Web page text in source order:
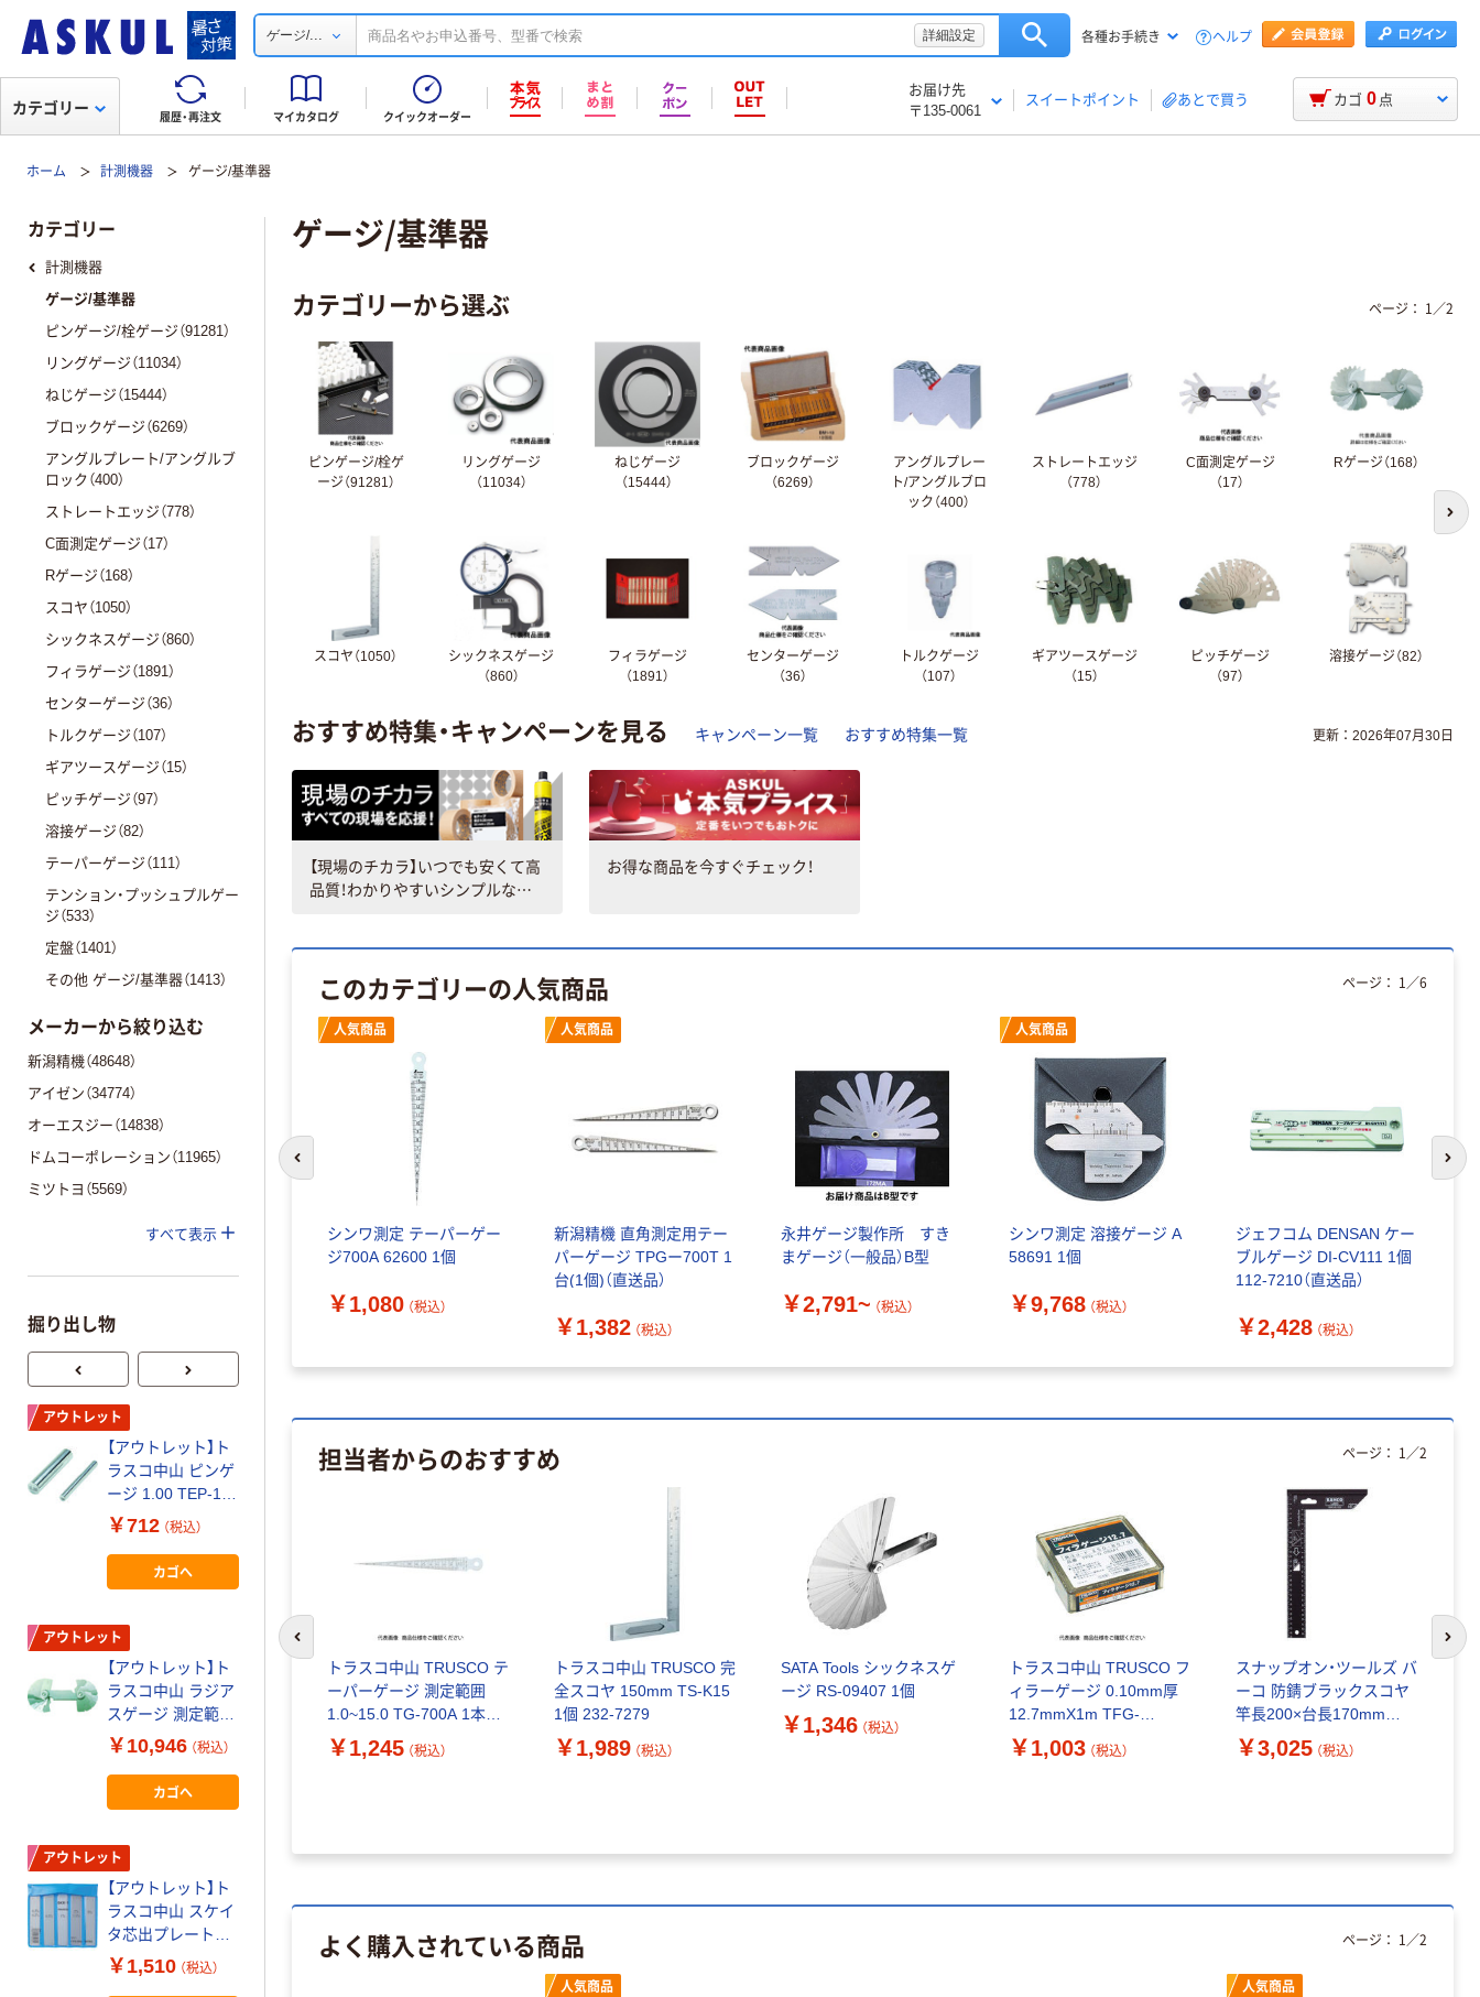
ゲージ/... 詳細設定 各種お手続き ヘルプ
履歴・再注文 マイカタログ クイックオーダー
お届け先
〒135-0061
スイートポイント あとで買う
カテゴリー カゴ 0 点
ホーム 計測機器 ゲージ/基準器
ゲージ/基準器
カテゴリーから選ぶ
ピンゲージ/栓ゲ
ージ（91281）
リングゲージ
（11034）
ねじゲージ
（15444）
ブロックゲージ
（6269）
アングルプレー
ト/アングルブロ
ック（400）
ストレートエッジ
（778）
C面測定ゲージ
（17）
Rゲージ（168）
スコヤ（1050）
シックネスゲージ
（860）
フィラゲージ
（1891）
センターゲージ
（36）
トルクゲージ
（107）
ギアツースゲージ
（15）
ピッチゲージ
（97）
溶接ゲージ（82）
ページ： 1 ／2
次
おすすめ特集・キャンペーンを見る キャンペーン一覧 おすすめ特集一覧 更新：2026年07月30日
【現場のチカラ】いつでも安くて高
品質！わかりやすいシンプルなパ
お得な商品を今すぐチェック！
このカテゴリーの人気商品
人気商品
シンワ測定 テーパーゲー
ジ700A 62600 1個
￥1,080 （税込）
人気商品
新潟精機 直角測定用テー
パーゲージ TPGー700T 1
台(1個)（直送品）
￥1,382 （税込）
永井ゲージ製作所 すき
まゲージ（一般品）B型
￥2,791~ （税込）
人気商品
シンワ測定 溶接ゲージ A
58691 1個
￥9,768 （税込）
ジェフコム DENSAN ケー
ブルゲージ DI-CV111 1個
112-7210（直送品）
￥2,428 （税込）
ページ： 1 ／6
次
担当者からのおすすめ
度
トラスコ中山 TRUSCO テ
ーパーゲージ 測定範囲
1.0~15.0 TG-700A 1本
229-7647
￥1,245 （税込）
トラスコ中山 TRUSCO 完
全スコヤ 150mm TS-K15
1個 232-7279
￥1,989 （税込）
SATA Tools シックネスゲ
ージ RS-09407 1個
￥1,346 （税込）
トラスコ中山 TRUSCO フ
ィラーゲージ 0.10mm厚
12.7mmX1m TFG-
0.10M1 1個 250-8125（直
送品）
￥1,003 （税込）
スナップオン・ツールズ バ
ーコ 防錆ブラックスコヤ
竿長200×台長170mm
9045-B-200 1個 354-
1959（直送品）
￥3,025 （税込）
ページ： 1 ／2
次
よく購入されている商品
人気商品 人気商品
ページ： 1 ／2
カテゴリー
計測機器
ゲージ/基準器
ピンゲージ/栓ゲージ（91281）
リングゲージ（11034）
ねじゲージ（15444）
ブロックゲージ（6269）
アングルプレート/アングルブ
ロック（400）
ストレートエッジ（778）
C面測定ゲージ（17）
Rゲージ（168）
スコヤ（1050）
シックネスゲージ（860）
フィラゲージ（1891）
センターゲージ（36）
トルクゲージ（107）
ギアツースゲージ（15）
ピッチゲージ（97）
溶接ゲージ（82）
テーパーゲージ（111）
テンション・プッシュプルゲー
ジ（533）
定盤（1401）
その他 ゲージ/基準器（1413）
メーカーから絞り込む
新潟精機（48648）
アイゼン（34774）
オーエスジー（14838）
ドムコーポレーション（11965）
ミツトヨ（5569）
すべて表示
掘り出し物
アウトレット
【アウトレット】ト
ラスコ中山 ピンゲ
ージ 1.00 TEP-100
1本 115-9196
￥712 （税込）
カゴへ
アウトレット
【アウトレット】ト
ラスコ中山 ラジア
スゲージ 測定範囲
0.10~1.0 10枚組
272MAA 1個 229-
5644
￥10,946 （税込）
カゴへ
アウトレット
【アウトレット】ト
ラスコ中山 スケイ
タ芯出プレート
SKE-1 1セット(15
枚) 109-0704
￥1,510 （税込）
アウトレット
【アウトレット】ト
ラスコ中山 ピンゲ
カゴへ
アウトレット
【アウトレット】新
潟精機 SK ピンゲ
ージ 0.80mm AA-
0.800 1本 353-
2844
￥1,098 （税込）
アウトレット
イガーツール アイ
ガー B-90 精密真
鍮スコヤ 1個
アウトレット
ージ 1.00 TEP-100
1本 115-9196
（税込）
【アウトレット】ト
ラスコ中山 ラジア
スゲージ 測定範囲
0.10~1.0 10枚組
272MAA 1個 229-
￥10,946 （税込）
アウトレット
ラスコ中山 スケイ
SKE-1 1セット(15
枚) 109-0704